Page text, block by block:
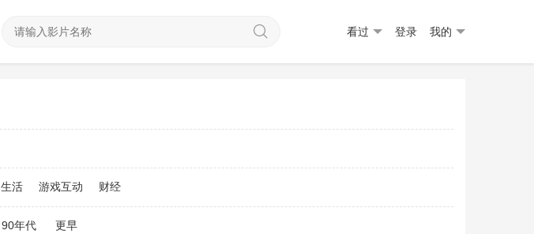
看过 登录 我的
生活 游戏互动 财经
90年代 更早